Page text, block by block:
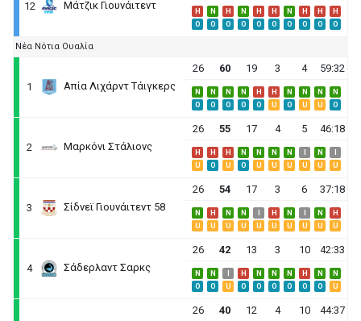
12 Μάτζικ Γιουνάιτεντ H N H N H H N H H
H
O
O O O O O O O O O
Νέα Νότια Ουαλία
1 Απία Λιχάρντ Τάιγκερς
26 60 19 3 4 59:32
N N N N H H N N N
N
O
O O O O U O U U O
2 Μαρκόνι Στάλιονς
26 55 17 4 5 46:18
H H H N N N N N
U
O U O U U U U U U
3 Σίδνεϊ Γιουνάιτεντ 58
26 54 17 3 6 37:18
N H N N H N N
H
U
U U U U U U U U U
4 Σάδερλαντ Σαρκς
26 42 13 3 10 42:33
N N H N N N H N
N
O
O U O O O O O O U
26 40 12 4 10 44:37